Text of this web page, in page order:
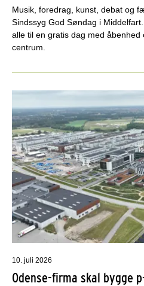
Musik, foredrag, kunst, debat og
Sindssyg God Søndag i
alle til en gratis dag med åbenhed
centrum.
10. juli 2026
Odense-firma skal bygge